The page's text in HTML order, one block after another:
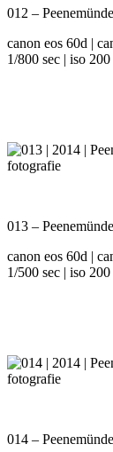
012 –
canon eos 60d |
1/800 sec | iso
013 –
canon eos 60d |
1/500 sec | iso
014 –